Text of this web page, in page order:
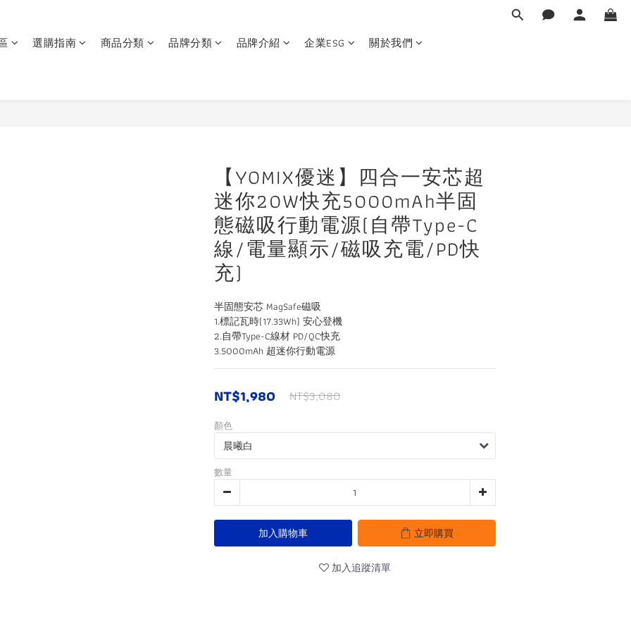
選購指南 商品分類 品牌分類 品牌介紹 企業ESG 關於我們
【YOMIX優迷】四合一安芯超
迷你20W快充5000mAh半固
態磁吸行動電源(自帶Type-C
線/電量顯示/磁吸充電/PD快
充)
半固態安芯 MagSafe磁吸
1.標記瓦時(17.33Wh) 安心登機
2.自帶Type-C線材 PD/QC快充
3.5000mAh 超迷你行動電源
NT$1,980 NT$3,080
顏色
數量
加入購物車 立即購買
加入追蹤清單